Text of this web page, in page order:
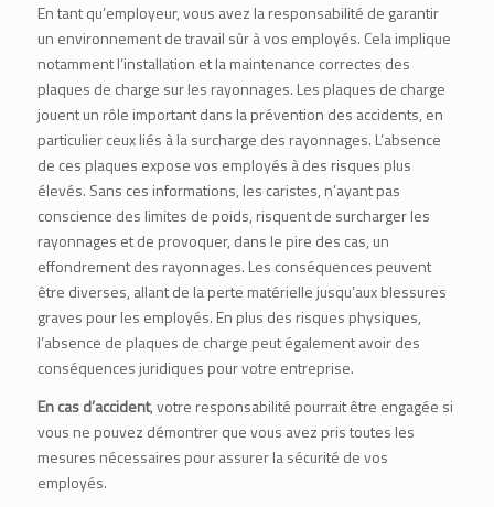
En tant qu’employeur, vous avez la responsabilité de garantir
un environnement de travail sûr à vos employés. Cela implique
notamment l’installation et la maintenance correctes des
plaques de charge sur les rayonnages. Les plaques de charge
jouent un rôle important dans la prévention des accidents, en
particulier ceux liés à la surcharge des rayonnages. L’absence
de ces plaques expose vos employés à des risques plus
élevés. Sans ces informations, les caristes, n’ayant pas
conscience des limites de poids, risquent de surcharger les
rayonnages et de provoquer, dans le pire des cas, un
effondrement des rayonnages. Les conséquences peuvent
être diverses, allant de la perte matérielle jusqu’aux blessures
graves pour les employés. En plus des risques physiques,
l’absence de plaques de charge peut également avoir des
conséquences juridiques pour votre entreprise.
En cas d’accident, votre responsabilité pourrait être engagée si
vous ne pouvez démontrer que vous avez pris toutes les
mesures nécessaires pour assurer la sécurité de vos
employés.